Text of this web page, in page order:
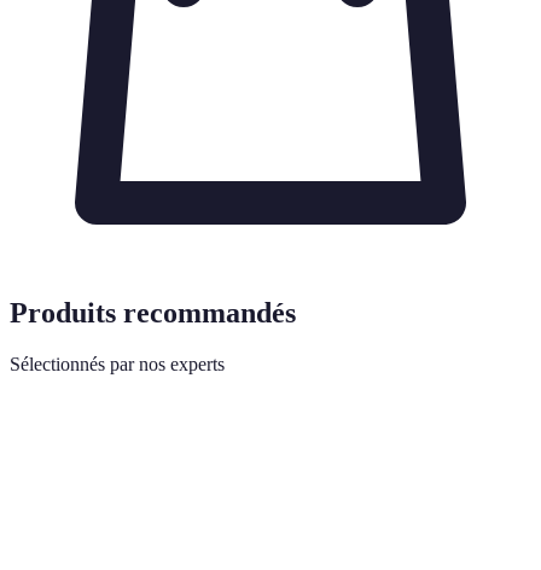
Produits recommandés
Sélectionnés par nos experts